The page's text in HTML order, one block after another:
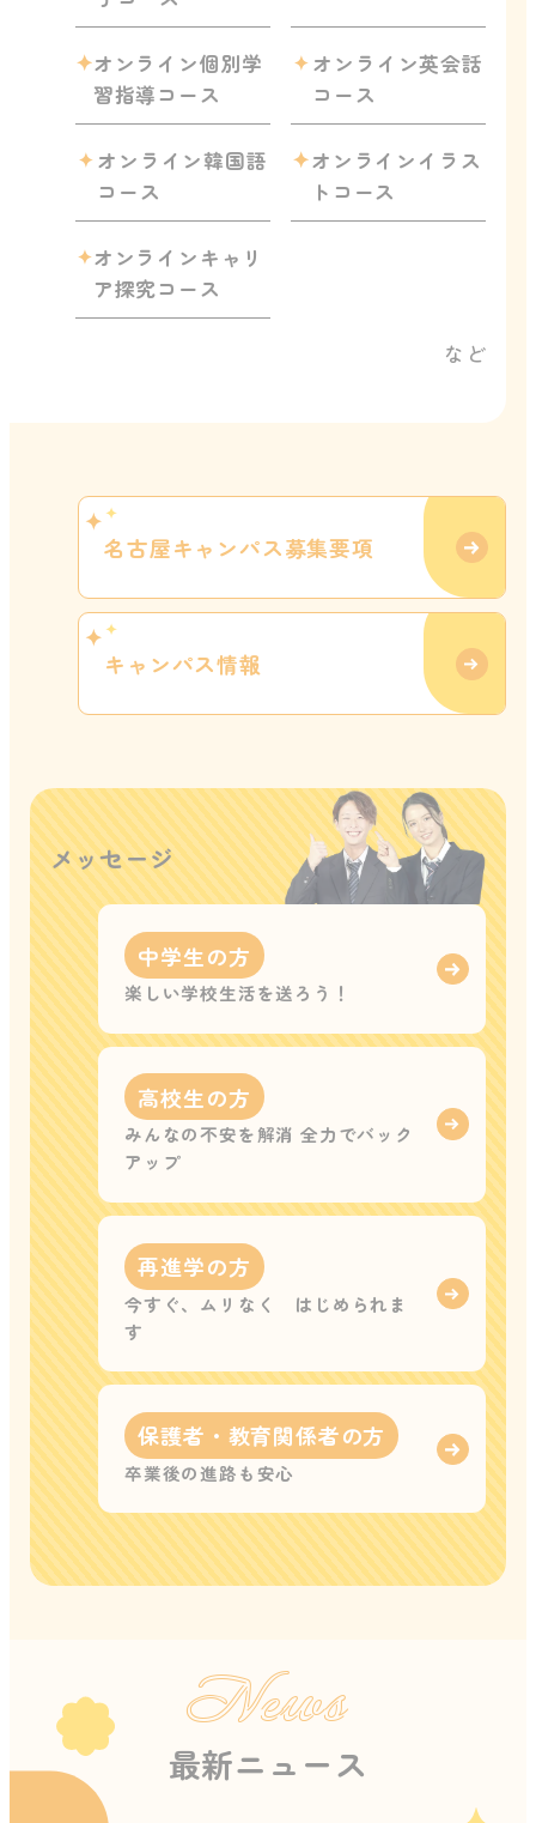
オンライン個別学
習指導コース
オンライン英会話
コース
オンライン韓国語
コース
オンラインイラス
トコース
オンラインキャリ
ア探究コース
など
名古屋キャンパス募集要項
キャンパス情報
メッセージ
中学生の方
楽しい学校生活を送ろう！
高校生の方
みんなの不安を解消 全力でバック
アップ
再進学の方
今すぐ、ムリなく はじめられま
す
保護者・教育関係者の方
卒業後の進路も安心
News
最新ニュース